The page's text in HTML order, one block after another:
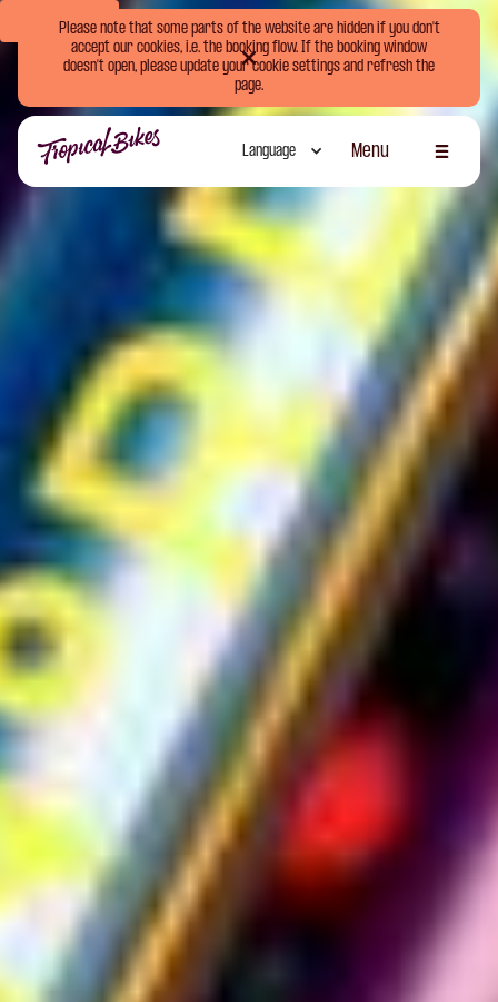
Book Now
Please note that some parts of the website are hidden if you don't
accept our cookies, i.e. the booking flow. If the booking window
doesn't open, please update your cookie settings and refresh the
page.
Language
Menu